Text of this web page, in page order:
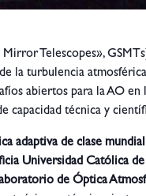
Telescopes»,
la turbulencia
abiertos para la AO
capacidad técnica y
adaptiva de clase
Universidad Católica de
de Óptica